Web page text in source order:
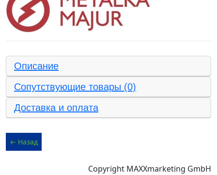
Описание
Сопутствующие товары (0)
Доставка и оплата
Copyright MAXXmarketing GmbH